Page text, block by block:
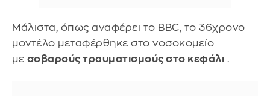
Μάλιστα, όπως αναφέρει το BBC, το 36χρονο
μοντέλο μεταφέρθηκε στο νοσοκομείο
με σοβαρούς τραυματισμούς στο κεφάλι .